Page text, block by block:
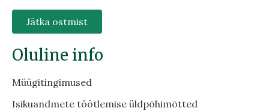
Jätka ostmist
Oluline info
Müügitingimused
Isikuandmete töötlemise üldpõhimõtted